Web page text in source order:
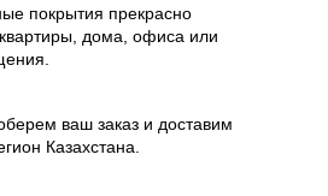
покрытия прекрасно
дома, офиса или
ваш заказ и доставим
Казахстана.